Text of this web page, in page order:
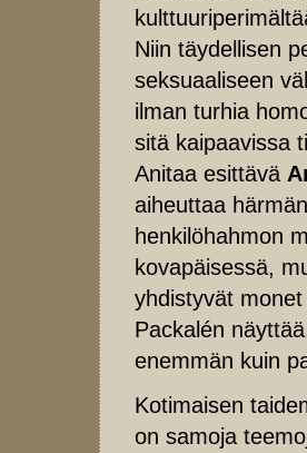
Niin täydellisen
seksuaaliseen
ilman turhia
sitä kaipaavissa
Anitaa esittävä
aiheuttaa
henkilöhahmon
kovapäisessä,
yhdistyvät
Packalén
enemmän kuin
Kotimaisen
on samoja